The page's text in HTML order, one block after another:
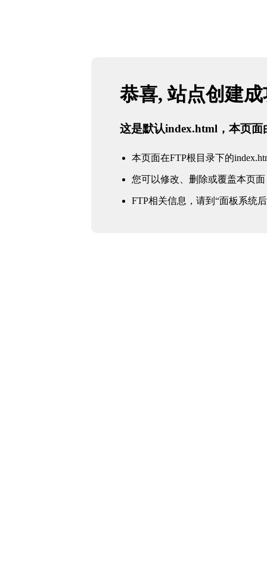
恭喜, 站点创建
这是默认index.html，本页面
本页面在FTP根目录下的
您可以修改、删除或覆盖本页面
FTP相关信息，请到“面板系统